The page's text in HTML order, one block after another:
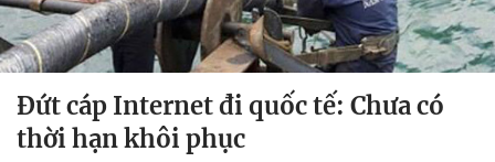
Đứt cáp Internet đi quốc tế: Chưa có
thời hạn khôi phục